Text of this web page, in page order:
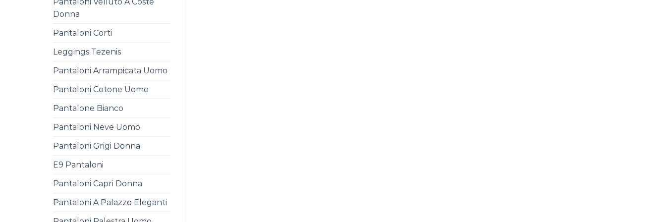
Donna
Pantaloni Corti
Leggings Tezenis
Pantaloni Arrampicata Uomo
Pantaloni Cotone Uomo
Pantalone Bianco
Pantaloni Neve Uomo
Pantaloni Grigi Donna
E9 Pantaloni
Pantaloni Capri Donna
Pantaloni A Palazzo Eleganti